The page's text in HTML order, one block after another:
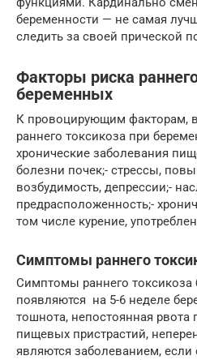
беременности — не самая
следить за своей прической
Факторы риска
беременных
К провоцирующим факторам,
раннего токсикоза при
хронические заболевания
болезни почек;- стрессы,
возбудимость, депрессии;-
предрасположенность;-
том числе курение,
Симптомы раннего
Симптомы раннего
появляются на 5-6 неделе
тошнота, непостоянная рвота
пищевых пристрастий,
являются заболеванием, если